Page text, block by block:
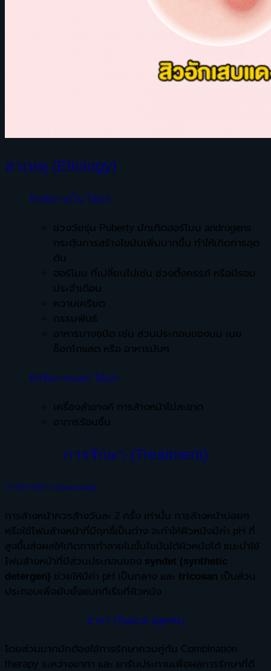
สาเหตุ (Etiology)
ปัจจัยภายใน ได้แก่
ช่วงวัยรุ่น Puberty มักเกิดฮอร์โมน androgens
กระตุ้นการสร้างไขมันเพิ่มมากขึ้น ทำให้เกิดการอุด
ตัน
ฮอร์โมน ที่เปลี่ยนไปเช่น ช่วงตั้งครรภ์ หรือมีรอบ
ประจำเดือน
ความเครียด
กรรมพันธ์
อาหารบางชนิด เช่น ส่วนประกอบของนม เนย
ช็อกโกแลต หรือ อาหารมันๆ
ปัจจัยภายนอก ได้แก่
เครื่องสำอางค์ การล้างหน้าไม่สะอาด
อาการร้อนชื้น
การรักษา (Treatment)
การล้างหน้า (Cleansing)
การล้างหน้าควรล้างวันละ 2 ครั้ง เท่านั้น การล้างหน้าบ่อยๆ
หรือใช้โฟมล้างหน้าที่มีฤทธิ์เป็นด่าง จะทำให้ผิวหนังมีค่า pH ที่
สูงขึ้นส่งผลให้เกิดการทำลายในชั้นไขมันใต้ผิวหนังได้ แนะนำใช้
โฟมล้างหน้าที่มีส่วนประกอบของ syndet (synthetic
detergen) ช่วยให้มีค่า pH เป็นกลาง และ tricosan เป็นส่วน
ประกอบเพื่อยับยั้งแบคทีเรียที่ผิวหนัง
ยาทา (Topical agents)
โดยส่วนมากมักต้องใช้การรักษาควบคู่กัน Combination
therapy ระหว่างยาทา และ ยารับประทานเพื่อผลการรักษาที่ดี